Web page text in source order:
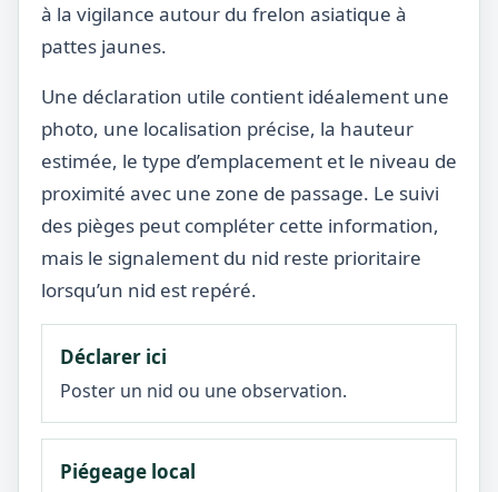
à la vigilance autour du frelon asiatique à
pattes jaunes.
Une déclaration utile contient idéalement une
photo, une localisation précise, la hauteur
estimée, le type d’emplacement et le niveau de
proximité avec une zone de passage. Le suivi
des pièges peut compléter cette information,
mais le signalement du nid reste prioritaire
lorsqu’un nid est repéré.
Déclarer ici
Poster un nid ou une observation.
Piégeage local